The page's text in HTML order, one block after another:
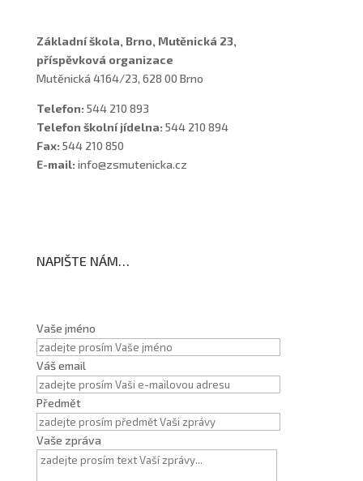
Základní škola, Brno, Mutěnická 23,
příspěvková organizace
Mutěnická 4164/23, 628 00 Brno
Telefon: 544 210 893
Telefon školní jídelna: 544 210 894
Fax: 544 210 850
E-mail: info@zsmutenicka.cz
NAPIŠTE NÁM…
Vaše jméno
Váš email
Předmět
Vaše zpráva